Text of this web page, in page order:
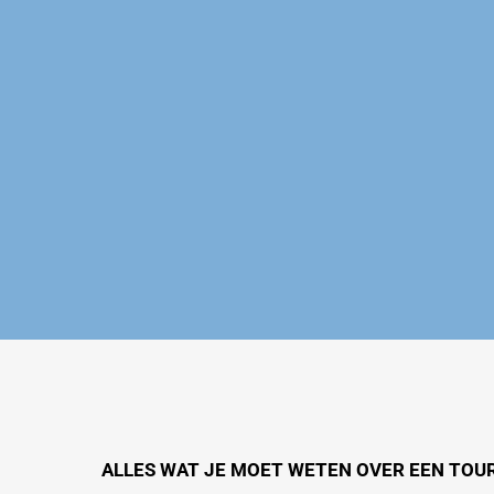
ALLES WAT JE MOET WETEN OVER EEN